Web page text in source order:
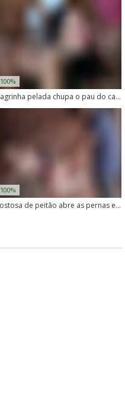
100%
Magrinha pelada chupa o pau do cachorro com vontade
100%
Gostosa de peitão abre as pernas e mostra a buceta para o cachorro